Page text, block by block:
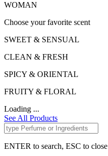
WOMAN
Choose your favorite scent
SWEET & SENSUAL
CLEAN & FRESH
SPICY & ORIENTAL
FRUITY & FLORAL
Loading ...
See All Products
ENTER to search, ESC to close